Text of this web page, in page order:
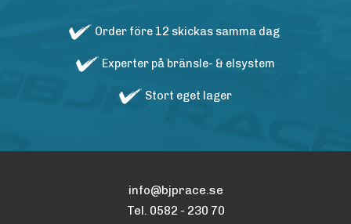
Order före 12 skickas samma dag
Experter på bränsle- & elsystem
Stort eget lager
info@bjprace.se
Tel. 0582 - 230 70